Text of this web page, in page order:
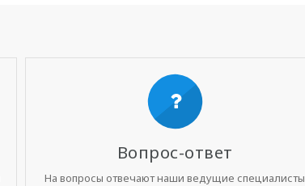
Вопрос-ответ
На вопросы отвечают наши ведущие специалисты